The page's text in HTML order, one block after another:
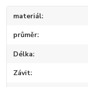
materiál
průměr
Délka
Závit